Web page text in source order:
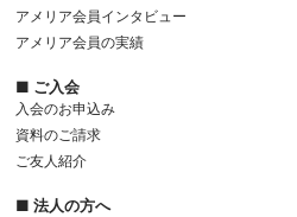
アメリア会員インタビュー
アメリア会員の実績
■ ご入会
入会のお申込み
資料のご請求
ご友人紹介
■ 法人の方へ